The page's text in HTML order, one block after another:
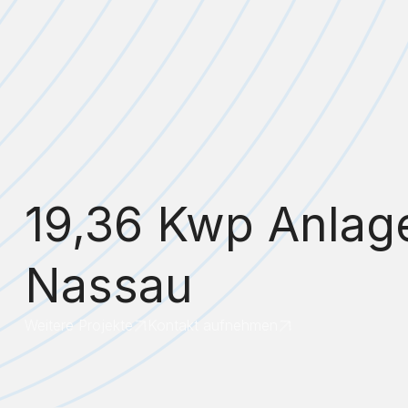
19,36 Kwp
Nassau
Weitere Projekte Kontakt aufnehmen